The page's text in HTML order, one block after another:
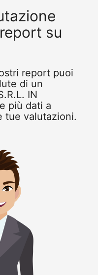
su
report puoi
di un
IN
più dati a
tue valutazioni.